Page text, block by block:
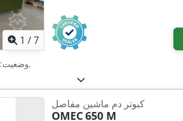
1 /7
وضعیت:,
کبوتر دم ماشین مفاصل
OMEC650 M